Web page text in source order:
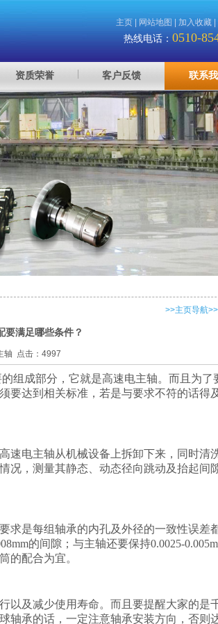
主页 网站地图 加入收藏
热线电话： 0510-
资质荣誉 客户反馈 联系
>>主页导航
要满足哪些条件？
轴 点击：4997
组成部分，它就是高速电主轴。而且为了
要达到相关标准，若是与要求不符的话得
速电主轴从机械设备上拆卸下来，同时清
况，测量其静态、动态径向跳动及抬起间
求是每组轴承的内孔及外径的一致性误差
的间隙；与主轴还要保持0.0025-
的配合为宜。
以及减少使用寿命。而且要提醒大家的是
轴承的话，一定注意轴承安装方向，否则